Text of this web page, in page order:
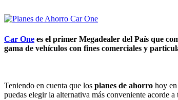
Car One es el primer Megadealer del País que
gama de vehículos con fines comerciales y
Teniendo en cuenta que los planes de ahorro hoy
puedas elegir la alternativa más conveniente acorde a